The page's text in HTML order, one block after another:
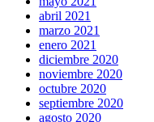
abril 2021
marzo 2021
enero 2021
diciembre 2020
noviembre 2020
octubre 2020
septiembre 2020
agosto 2020